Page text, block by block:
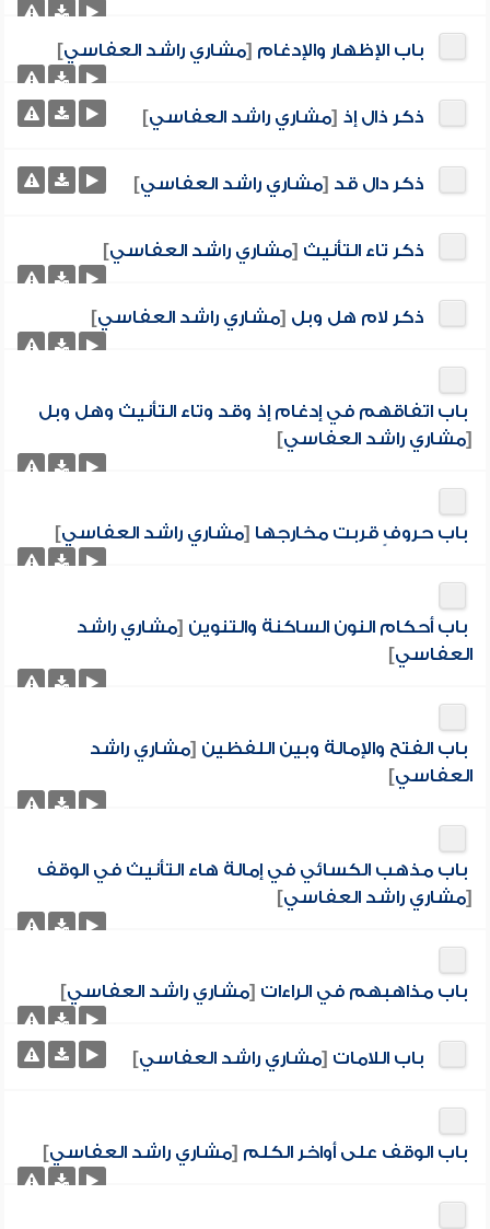
باب الإظهار والإدغام [مشاري راشد العفاسي]
ذكر ذال إذ [مشاري راشد العفاسي]
ذكر دال قد [مشاري راشد العفاسي]
ذكر تاء التأنيث [مشاري راشد العفاسي]
ذكر لام هل وبل [مشاري راشد العفاسي]
باب اتفاقهم في إدغام إذ وقد وتاء التأنيث وهل وبل
[مشاري راشد العفاسي]
باب حروفٍ قربت مخارجها [مشاري راشد العفاسي]
باب أحكام النون الساكنة والتنوين [مشاري راشد
العفاسي]
باب الفتح والإمالة وبين اللفظين [مشاري راشد
العفاسي]
باب مذهب الكسائي في إمالة هاء التأنيث في الوقف
[مشاري راشد العفاسي]
باب مذاهبهم في الراءات [مشاري راشد العفاسي]
باب اللامات [مشاري راشد العفاسي]
باب الوقف على أواخر الكلم [مشاري راشد العفاسي]